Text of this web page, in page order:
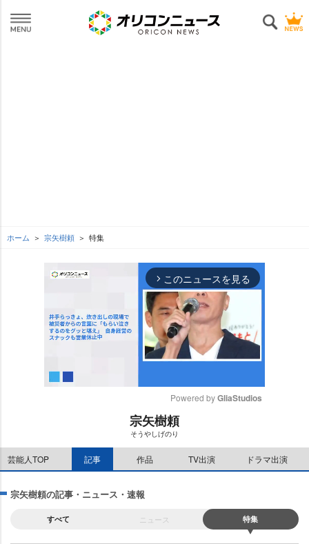
ホーム 宗矢樹頼 特集
arrow_forward_ios このニュースを見る
Powered by GliaStudios
宗矢樹頼
そうやしげのり
芸能人TOP 記事 作品 TV出演 ドラマ出演
宗矢樹頼の記事・ニュース・速報
すべて ニュース 特集